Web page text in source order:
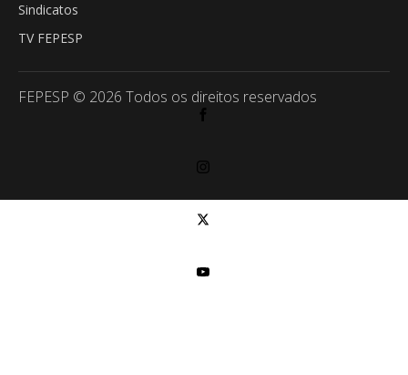
Sindicatos
TV FEPESP
FEPESP © 2026 Todos os direitos reservados